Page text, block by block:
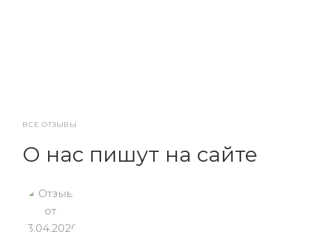
ВСЕ ОТЗЫВЫ
О нас пишут на сайте